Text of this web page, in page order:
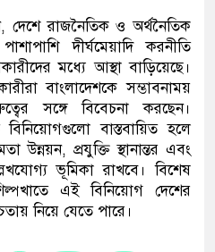
দেশে রাজনৈতিক ও অর্থনৈতিক
দীর্ঘমেয়াদি করনীতি
মধ্যে আস্থা বাড়িয়েছে।
বাংলাদেশকে সম্ভাবনাময়
সঙ্গে বিবেচনা করছেন।
বিনিয়োগগুলো বাস্তবায়িত হলে
উন্নয়ন, প্রযুক্তি স্থানান্তর এবং
ভূমিকা রাখবে। বিশেষ
এই বিনিয়োগ দেশের
নিয়ে যেতে পারে।